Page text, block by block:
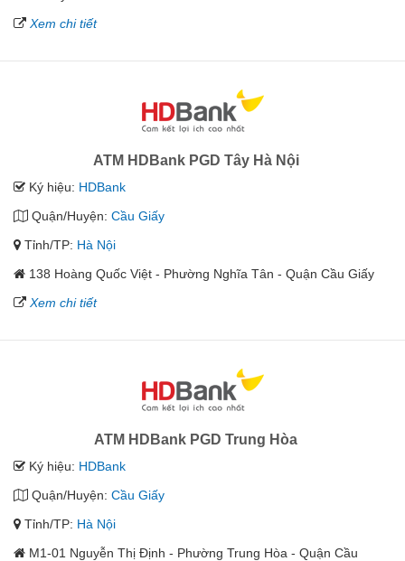
Xem chi tiết
ATM HDBank PGD Tây Hà Nội
Ký hiệu: HDBank
Quận/Huyện: Cầu Giấy
Tỉnh/TP: Hà Nội
138 Hoàng Quốc Việt - Phường Nghĩa Tân - Quận Cầu Giấy
Xem chi tiết
ATM HDBank PGD Trung Hòa
Ký hiệu: HDBank
Quận/Huyện: Cầu Giấy
Tỉnh/TP: Hà Nội
M1-01 Nguyễn Thị Định - Phường Trung Hòa - Quận Cầu